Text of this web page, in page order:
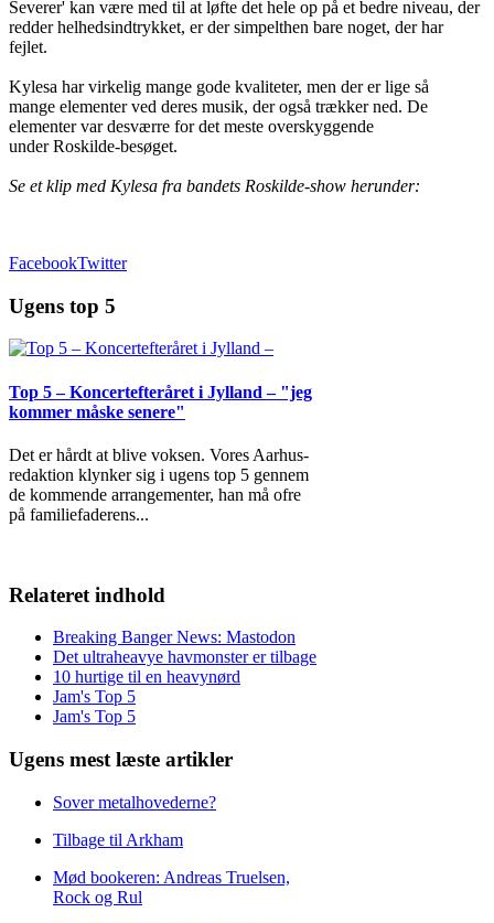
Severer' kan være med til at løfte det hele op på et bedre niveau, der
redder helhedsindtrykket, er der simpelthen bare noget, der har
fejlet.
Kylesa har virkelig mange gode kvaliteter, men der er lige så
mange elementer ved deres musik, der også trækker ned. De
elementer var desværre for det meste overskyggende
under Roskilde-besøget.
Se et klip med Kylesa fra bandets Roskilde-show herunder:
FacebookTwitter
Ugens top 5
Top 5 – Koncertefteråret i Jylland – "jeg
kommer måske senere"
Det er hårdt at blive voksen. Vores Aarhus-
redaktion klynker sig i ugens top 5 gennem
de kommende arrangementer, han må ofre
på familiefaderens...
Relateret indhold
Breaking Banger News: Mastodon
Det ultraheavye havmonster er tilbage
10 hurtige til en heavynørd
Jam's Top 5
Jam's Top 5
Ugens mest læste artikler
Sover metalhovederne?
Tilbage til Arkham
Mød bookeren: Andreas Truelsen,
Rock og Rul